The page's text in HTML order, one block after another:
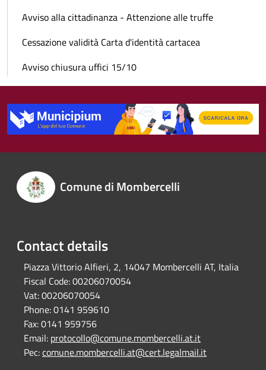
Avviso alla cittadinanza - Attenzione alle truffe
Cessazione validità Carta d'identità cartacea
Avviso chiusura uffici 15/10
Comune di Mombercelli
Contact details
Piazza Vittorio Alfieri, 2, 14047 Mombercelli AT, Italia
Fiscal Code:00206070054
Vat:00206070054
Phone:0141 959610
Fax:0141 959756
Email: protocollo@comune.mombercelli.at.it
Pec:comune.mombercelli.at@cert.legalmail.it